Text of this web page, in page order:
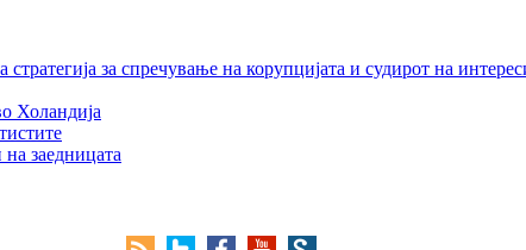
за спречување на корупцијата и судирот на
Холандија
заедницата